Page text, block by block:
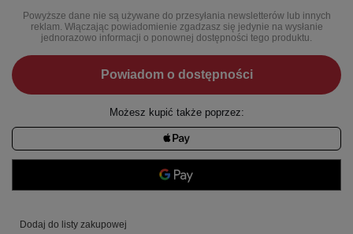
Powyższe dane nie są używane do przesyłania newsletterów lub innych
reklam. Włączając powiadomienie zgadzasz się jedynie na wysłanie
jednorazowo informacji o ponownej dostępności tego produktu.
Powiadom o dostępności
Możesz kupić także poprzez:
Dodaj do listy zakupowej